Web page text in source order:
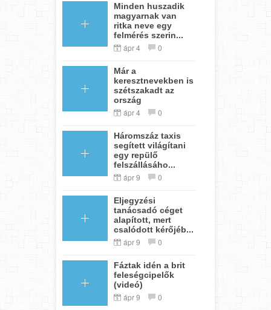
Minden huszadik
magyarnak van
ritka neve egy
felmérés szerin...
ápr 4 0
Már a
keresztnevekben is
szétszakadt az
ország
ápr 4 0
Háromszáz taxis
segített világítani
egy repülő
felszállásáho...
ápr 9 0
Eljegyzési
tanácsadó céget
alapított, mert
csalódott kérőjéb...
ápr 9 0
Fáztak idén a brit
feleségcipelők
(videó)
ápr 9 0